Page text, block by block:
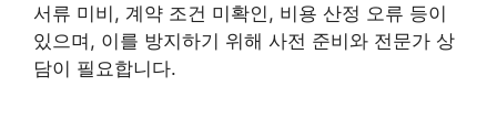
서류 미비, 계약 조건 미확인, 비용 산정 오류 등이
있으며, 이를 방지하기 위해 사전 준비와 전문가 상
담이 필요합니다.